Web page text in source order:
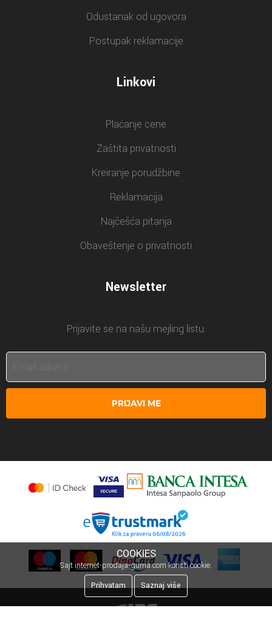
Odustanak od ugovora
Postupak reklamacije
Linkovi
Plaćanje cene
Zaštita privatnosti
Kreiranje porudžbine
Reklamacija
Najčešća pitanja
Obaveštenje o privatnosti
Newsletter
Prijavite se na našu mejling listu.
PRIJAVI ME
COOKIES
Sajt internet-prodaja-guma.com koristi cookie.
Prihvatam
Saznaj više